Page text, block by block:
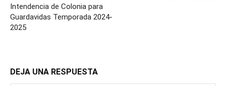
Intendencia de Colonia para
Guardavidas Temporada 2024-
2025
DEJA UNA RESPUESTA